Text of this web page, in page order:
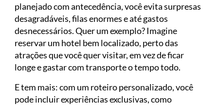
planejado com antecedência, você evita surpresas
desagradáveis, filas enormes e até gastos
desnecessários. Quer um exemplo? Imagine
reservar um hotel bem localizado, perto das
atrações que você quer visitar, em vez de ficar
longe e gastar com transporte o tempo todo.
E tem mais: com um roteiro personalizado, você
pode incluir experiências exclusivas, como